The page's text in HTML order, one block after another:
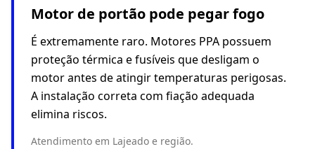
Motor de portão pode pegar fogo
É extremamente raro. Motores PPA possuem
proteção térmica e fusíveis que desligam o
motor antes de atingir temperaturas perigosas.
A instalação correta com fiação adequada
elimina riscos.
Atendimento em Lajeado e região.